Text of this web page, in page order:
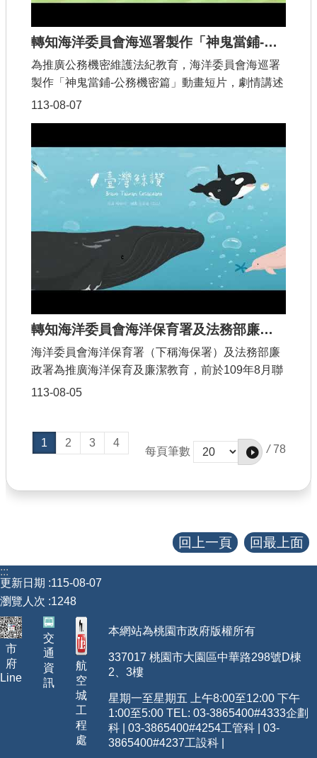
轉知海洋委員會海巡署製作「神鬼當鋪-公務機密篇」動畫短片
113-08-07
為推廣公務機密維護法紀教育，海洋委員會海巡署
製作「神鬼當鋪-公務機密篇」動畫短片，劇情講述
海龜弟因投資理財不當，深陷債務困境，當面臨金
洋生物為主角，以輕鬆詼諧方式，解說如何遵守廉
政法令，以及公務機密之定義、機密類型、洩密刑
責及檢舉洩密案件之管道等，傳達嚴防洩密守護國
安、不受利誘堅行正道之重要性。
轉知海洋委員會海洋保育署及法務部廉政署聯名製作「臺灣鯨讚海洋保育廉政繪本」動畫影片
113-08-05
海洋委員會海洋保育署（下稱海保署）及法務部廉
政署為推廣海洋保育及廉潔教育，前於109年8月聯
名出版「臺灣鯨讚」海洋保育廉政繪本，廣受好
避、鯨豚保育、海廢再利用、水下噪音等與海洋保
育及廉潔誠信相關議題，藉此扎根海洋保育及廉潔
1 2 3 4
每頁筆數 / 78
回上一頁 回最上面
:::
更新日期
115-08-07
瀏覽人次 1248
市
府
Line
交
通
資
訊
航
空
城
工
程
處
本網站為桃園市政府版權所有
337017 桃園市大園區中華路298號D棟
2、3樓
星期一至星期五 上午8:00至12:00 下午
1:00至5:00 TEL: 03-3865400#4333企劃
科 | 03-3865400#4254工管科 | 03-
3865400#4237工設科 |